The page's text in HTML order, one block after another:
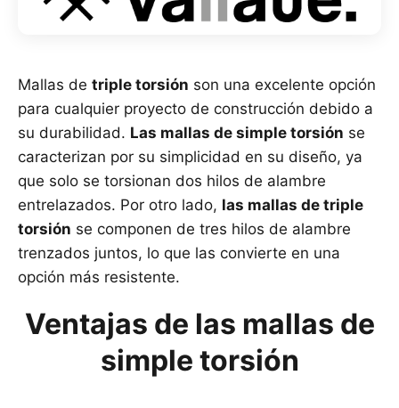
Mallas de triple torsión son una excelente opción
para cualquier proyecto de construcción debido a
su durabilidad. Las mallas de simple torsión se
caracterizan por su simplicidad en su diseño, ya
que solo se torsionan dos hilos de alambre
entrelazados. Por otro lado, las mallas de triple
torsión se componen de tres hilos de alambre
trenzados juntos, lo que las convierte en una
opción más resistente.
Ventajas de las mallas de
simple torsión